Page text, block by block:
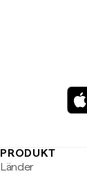
PRODUKT
Länder